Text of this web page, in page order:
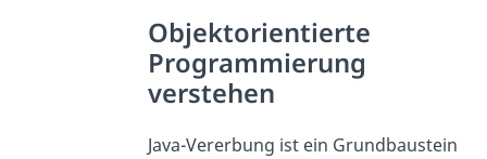
Objektorientierte
Programmierung
verstehen
Java-Vererbung ist ein Grundbaustein